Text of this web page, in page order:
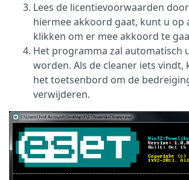
Lees de licentievoorwaarden
hiermee akkoord gaat, kunt u op
klikken om er mee akkoord te
Het programma zal automatisch
worden. Als de cleaner iets vindt,
het toetsenbord om de
verwijderen.